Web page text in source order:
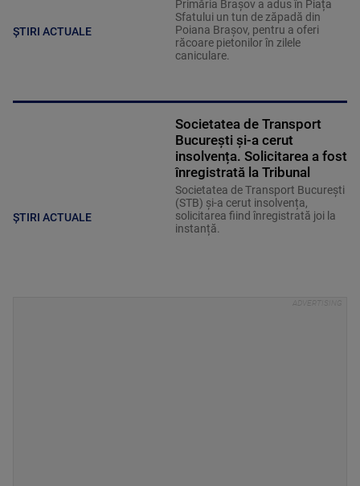
ȘTIRI ACTUALE
Primăria Brașov a adus în Piața
Sfatului un tun de zăpadă din
Poiana Brașov, pentru a oferi
răcoare pietonilor în zilele
caniculare.
ȘTIRI ACTUALE
Societatea de Transport
București și-a cerut
insolvența. Solicitarea a fost
înregistrată la Tribunal
Societatea de Transport București
(STB) și-a cerut insolvența,
solicitarea fiind înregistrată joi la
instanță.